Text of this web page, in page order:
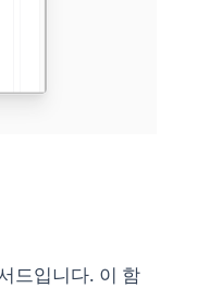
드입니다. 이 함